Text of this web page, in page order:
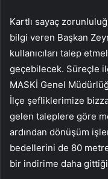
Kartlı sayaç
bilgi veren Başkan
kullanıcıları talep
geçebilecek. Süreçle
MASKİ Genel
İlçe şefliklerimize
gelen taleplere göre
ardından dönüşüm
bedellerini de 80
bir indirime daha